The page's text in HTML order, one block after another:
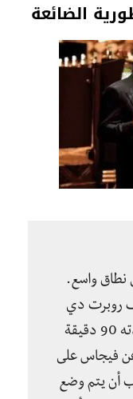
نطاق واسع.
روبرت دي
نيرو وجو بيتشي وعمل فيلم مدته 90 دقيقة
فيجاس على
أن يتم وضع